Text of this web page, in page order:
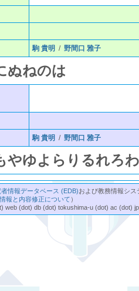
駒 貴明 / 野間口 雅子
ぬねのは
駒 貴明 / 野間口 雅子
やゆよ ら り るれろわ
情報データベース (EDB)および教務情報シ
報と内容修正について ）
web (dot) db (dot) tokushima-u (dot) ac (dot)